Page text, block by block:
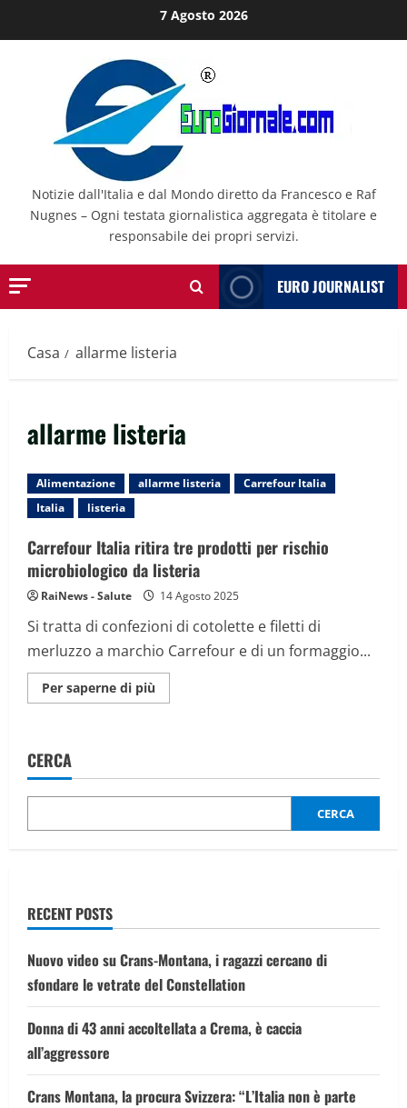
al
7 Agosto 2026
Notizie dall'Italia e dal Mondo diretto da Francesco e Raf
Nugnes – Ogni testata giornalistica aggregata è titolare e
responsabile dei propri servizi.
EURO JOURNALIST
Casa allarme listeria
allarme listeria
Alimentazione allarme listeria
Carrefour Italia
Italia
listeria
Carrefour Italia ritira tre prodotti per rischio
microbiologico da listeria
RaiNews - Salute 14 Agosto 2025
Si tratta di confezioni di cotolette e filetti di
merluzzo a marchio Carrefour e di un formaggio...
Per saperne di più
informazioni
prodotti
rischio
da
CERCA
CERCA
RECENT POSTS
Nuovo video su Crans-Montana, i ragazzi cercano di
sfondare le vetrate del Constellation
Donna di 43 anni accoltellata a Crema, è caccia
all’aggressore
Crans Montana, la procura Svizzera: “L’Italia non è parte